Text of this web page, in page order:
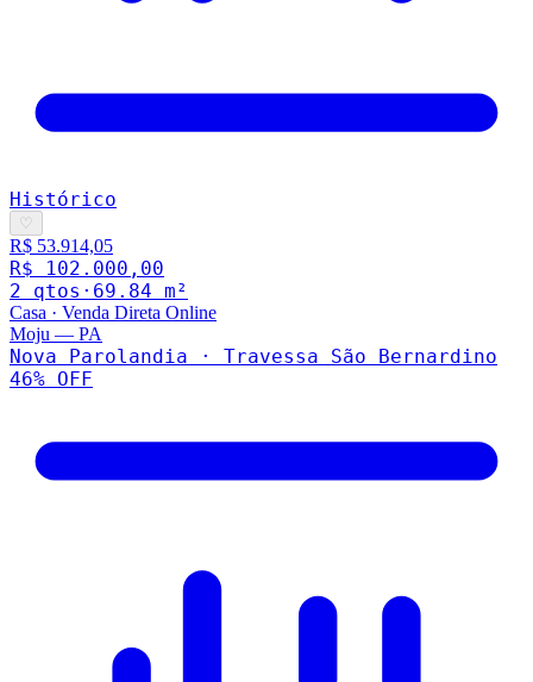
Histórico
♡
R$ 53.914,05
R$ 102.000,00
2 qtos · 69.84 m²
Casa · Venda Direta Online
Moju — PA
Nova Parolandia · Travessa São Bernardino
46% OFF